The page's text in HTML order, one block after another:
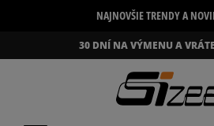
NAJNOVŠIE TRENDY A
30 DNÍ NA VÝMENU A